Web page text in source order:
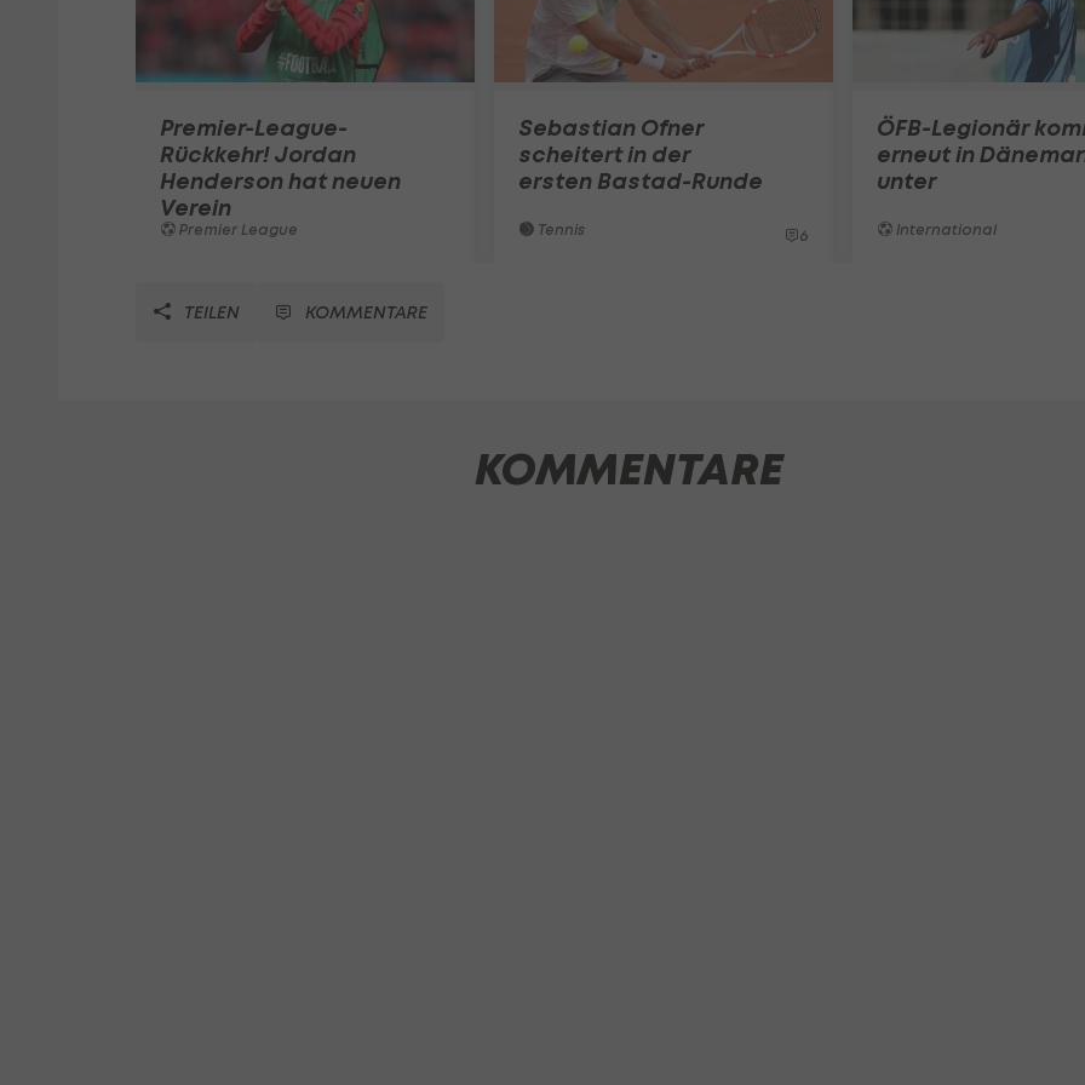
Premier-League-
Rückkehr! Jordan
Henderson hat neuen
Verein
Premier League
Sebastian Ofner
scheitert in der
ersten Bastad-Runde
Tennis 6
ÖFB-Legionär
erneut in
unter
International
TEILEN KOMMENTARE
KOMMENTARE